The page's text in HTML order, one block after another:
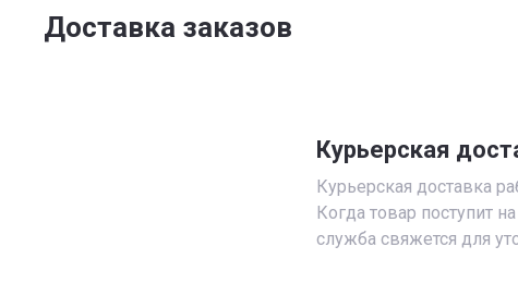
Доставка заказов
Курьерская
Курьерская доставка
Когда товар поступит
служба свяжется для